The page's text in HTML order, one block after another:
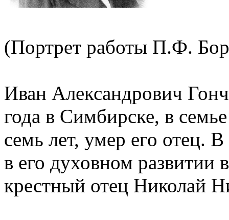
(Портрет работы П.Ф.
Иван Александрович
года в Симбирске, в
семь лет, умер его отец.
в его духовном развитии
крестный отец Николай